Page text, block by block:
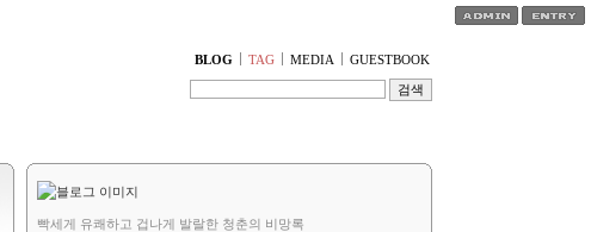
BLOG TAG MEDIA GUESTBOOK
빡세게 유쾌하고 겁나게 발랄한 청춘의 비망록
티스토리툴바